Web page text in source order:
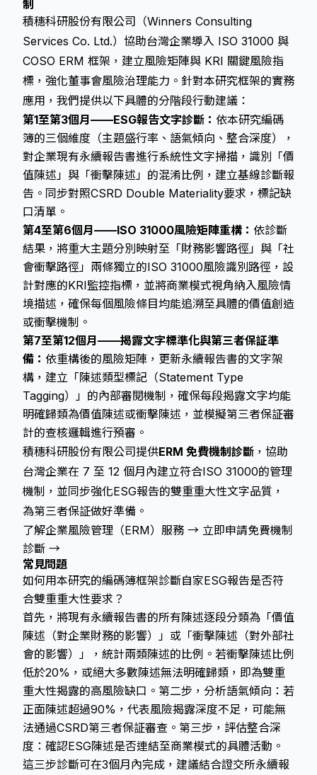
制
積穗科研股份有限公司（Winners Consulting
Services Co. Ltd.）協助台灣企業導入 ISO 31000 與
COSO ERM 框架，建立風險矩陣與 KRI 關鍵風險指
標，強化董事會風險治理能力。針對本研究框架的實務
應用，我們提供以下具體的分階段行動建議：
第1至第3個月——ESG報告文字診斷： 依本研究編碼
簿的三個維度（主題盛行率、語氣傾向、整合深度），
對企業現有永續報告書進行系統性文字掃描，識別「價
值陳述」與「衝擊陳述」的混淆比例，建立基線診斷報
告。同步對照CSRD Double Materiality要求，標記缺
口清單。
第4至第6個月——ISO 31000風險矩陣重構： 依診斷
結果，將重大主題分別映射至「財務影響路徑」與「社
會衝擊路徑」兩條獨立的ISO 31000風險識別路徑，設
計對應的KRI監控指標，並將商業模式視角納入風險情
境描述，確保每個風險條目均能追溯至具體的價值創造
或衝擊機制。
第7至第12個月——揭露文字標準化與第三者保証準
備： 依重構後的風險矩陣，更新永續報告書的文字架
構，建立「陳述類型標記（Statement Type
Tagging）」的內部審閱機制，確保每段揭露文字均能
明確歸類為價值陳述或衝擊陳述，並模擬第三者保証審
計的查核邏輯進行預審。
積穗科研股份有限公司提供ERM 免費機制診斷 ，協助
台灣企業在 7 至 12 個月內建立符合ISO 31000的管理
機制，並同步強化ESG報告的雙重重大性文字品質，
為第三者保証做好準備。
了解企業風險管理（ERM）服務 → 立即申請免費機制
診斷 →
常見問題
如何用本研究的編碼簿框架診斷自家ESG報告是否符
合雙重重大性要求？
首先，將現有永續報告書的所有陳述逐段分類為「價值
陳述（對企業財務的影響）」或「衝擊陳述（對外部社
會的影響）」，統計兩類陳述的比例。若衝擊陳述比例
低於20%，或絕大多數陳述無法明確歸類，即為雙重
重大性揭露的高風險缺口。第二步，分析語氣傾向：若
正面陳述超過90%，代表風險揭露深度不足，可能無
法通過CSRD第三者保証審查。第三步，評估整合深
度：確認ESG陳述是否連結至商業模式的具體活動。
這三步診斷可在3個月內完成，建議結合證交所永續報